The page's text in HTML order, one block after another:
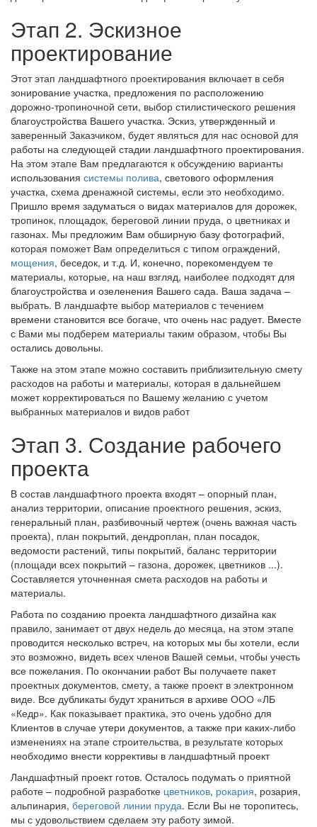
Этап 2. Эскизное
проектирование
Этот этап ландшафтного проектирования включает в себя
зонирование участка, предложения по расположению
дорожно-тропиночной сети, выбор стилистического решения
благоустройства Вашего участка. Эскиз, утвержденный и
заверенный Заказчиком, будет являться для нас основой для
работы на следующей стадии ландшафтного проектирования.
На этом этапе Вам предлагаются к обсуждению варианты
использования системы полива, светового оформления
участка, схема дренажной системы, если это необходимо.
Пришло время задуматься о видах материалов для дорожек,
тропинок, площадок, береговой линии пруда, о цветниках и
газонах. Мы предложим Вам обширную базу фотографий,
которая поможет Вам определиться с типом ограждений,
мощения, беседок, и т.д. И, конечно, порекомендуем те
материалы, которые, на наш взгляд, наиболее подходят для
благоустройства и озеленения Вашего сада. Ваша задача –
выбрать. В ландшафте выбор материалов с течением
времени становится все богаче, что очень нас радует. Вместе
с Вами мы подберем материалы таким образом, чтобы Вы
остались довольны.
Также на этом этапе можно составить приблизительную смету
расходов на работы и материалы, которая в дальнейшем
может корректироваться по Вашему желанию с учетом
выбранных материалов и видов работ
Этап 3. Создание рабочего
проекта
В состав ландшафтного проекта входят – опорный план,
анализ территории, описание проектного решения, эскиз,
генеральный план, разбивочный чертеж (очень важная часть
проекта), план покрытий, дендроплан, план посадок,
ведомости растений, типы покрытий, баланс территории
(площади всех покрытий – газона, дорожек, цветников ...).
Составляется уточненная смета расходов на работы и
материалы.
Работа по созданию проекта ландшафтного дизайна как
правило, занимает от двух недель до месяца, на этом этапе
проводится несколько встреч, на которых мы бы хотели, если
это возможно, видеть всех членов Вашей семьи, чтобы учесть
все пожелания. По окончании работ Вы получаете пакет
проектных документов, смету, а также проект в электронном
виде. Все дубликаты будут храниться в архиве ООО «ЛБ
«Кедр». Как показывает практика, это очень удобно для
Клиентов в случае утери документов, а также при каких-либо
изменениях на этапе строительства, в результате которых
необходимо внести коррективы в ландшафтный проект
Ландшафтный проект готов. Осталось подумать о приятной
работе – подробной разработке цветников, рокария, розария,
альпинария, береговой линии пруда. Если Вы не торопитесь,
мы с удовольствием сделаем эту работу зимой.